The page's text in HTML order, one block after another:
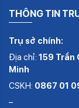
THÔNG TIN
Trụ sở chính:
Địa chỉ: 159 Trần
Minh
CSKH: 0867 01
–